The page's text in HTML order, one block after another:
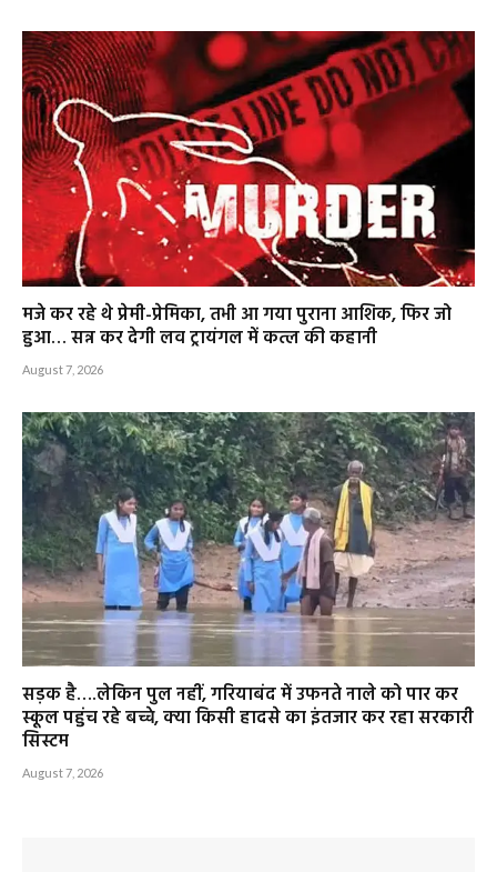
मजे कर रहे थे प्रेमी-प्रेमिका, तभी आ गया पुराना आशिक, फिर जो
हुआ… सन्न कर देगी लव ट्रायंगल में कत्ल की कहानी
August 7, 2026
सड़क है….लेकिन पुल नहीं, गरियाबंद में उफनते नाले को पार कर
स्कूल पहुंच रहे बच्चे, क्या किसी हादसे का इंतजार कर रहा सरकारी
सिस्टम
August 7, 2026